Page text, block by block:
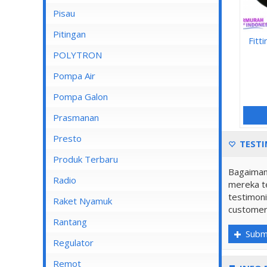
Lampu Spotlight
Pisau
Pitingan
POLYTRON
Pompa Air
Pompa Air Panasonic
Pompa Air Shimizu
Pompa Galon
Prasmanan
Presto
Produk Terbaru
Radio
Raket Nyamuk
Rantang
Regulator
Remot
mereka